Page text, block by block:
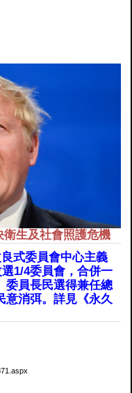
生及社會照護危機
式委員會中心主義
1/4委員會，合併一
委員長民選得兼任總
意消弭。詳見《永久